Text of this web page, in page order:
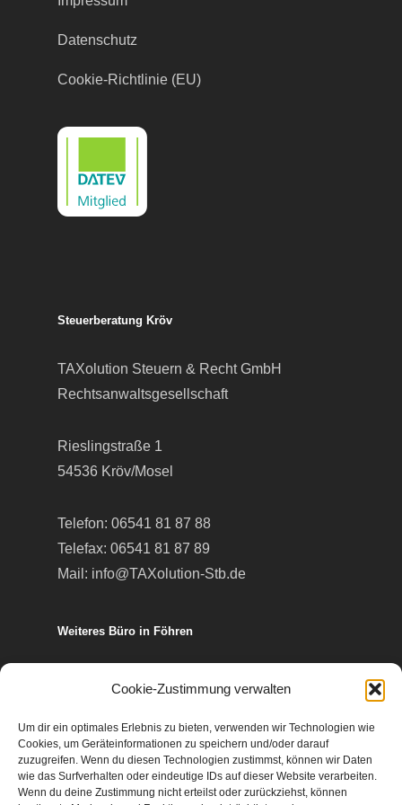
Cookie-Zustimmung verwalten
Um dir ein optimales Erlebnis zu bieten, verwenden wir Technologien wie
Cookies, um Geräteinformationen zu speichern und/oder darauf
zuzugreifen. Wenn du diesen Technologien zustimmst, können wir Daten
wie das Surfverhalten oder eindeutige IDs auf dieser Website verarbeiten.
Wenn du deine Zustimmung nicht erteilst oder zurückziehst, können
Datenschutz
Cookie-Richtlinie (EU)
Steuerberatung Kröv
TAXolution Steuern & Recht GmbH
Rechtsanwaltsgesellschaft
Rieslingstraße 1
54536 Kröv/Mosel
Telefon: 06541 81 87 88
Telefax: 06541 81 87 89
Mail: info@TAXolution-Stb.de
Weiteres Büro in Föhren
Telefon: 06502 99 95 80
Telefax: 06502 99 95 899